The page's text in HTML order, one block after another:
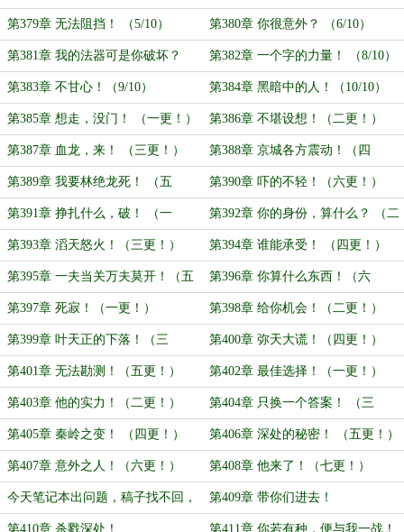
第379章 无法阻挡！ （5/10） 第380章 你很意外？ （6/10）
第381章 我的法器可是你破坏？
（7/10）
第382章 一个字的力量！ （8/10）
第383章 不甘心！（9/10） 第384章 黑暗中的人！（10/10）
第385章 想走，没门！ （一更！） 第386章 不堪设想！（二更！）
第387章 血龙，来！ （三更！） 第388章 京城各方震动！（四
更！）
第389章 我要林绝龙死！ （五
更！）
第390章 吓的不轻！（六更！）
第391章 挣扎什么，破！ （一
更！）
第392章 你的身份，算什么？ （二
更！）
第393章 滔天怒火！（三更！） 第394章 谁能承受！ （四更！）
第395章 一夫当关万夫莫开！（五
更！）
第396章 你算什么东西！（六
更！）
第397章 死寂！（一更！） 第398章 给你机会！（二更！）
第399章 叶天正的下落！（三
更！）
第400章 弥天大谎！（四更！）
第401章 无法勘测！（五更！） 第402章 最佳选择！（一更！）
第403章 他的实力！（二更！） 第404章 只换一个答案！ （三
更！）
第405章 秦岭之变！ （四更！） 第406章 深处的秘密！ （五更！）
第407章 意外之人！（六更！） 第408章 他来了！（七更！）
今天笔记本出问题，稿子找不回，
正在网吧写
第409章 带你们进去！
第410章 杀戮深处！ 第411章 你若有种，便与我一战！